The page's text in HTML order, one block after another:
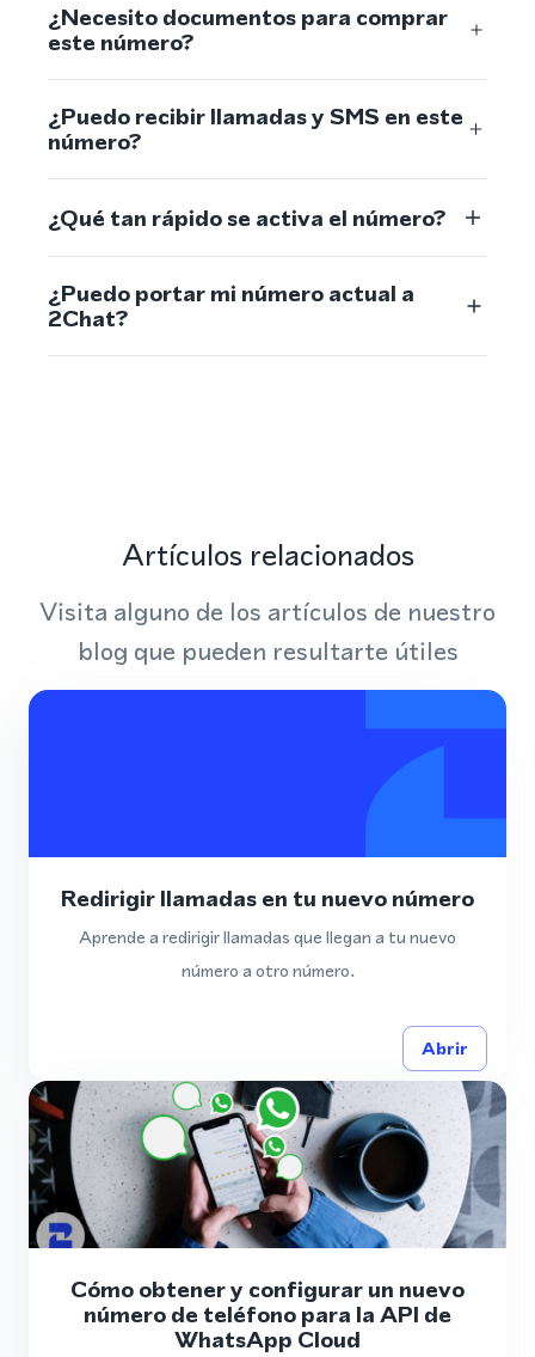
¿Necesito documentos para comprar
este número?
¿Puedo recibir llamadas y SMS en este
número?
¿Qué tan rápido se activa el número?
¿Puedo portar mi número actual a
2Chat?
Artículos relacionados
Visita alguno de los artículos de nuestro
blog que pueden resultarte útiles
Redirigir llamadas en tu nuevo número
Aprende a redirigir llamadas que llegan a tu nuevo
número a otro número.
Abrir
Cómo obtener y configurar un nuevo
número de teléfono para la API de
WhatsApp Cloud